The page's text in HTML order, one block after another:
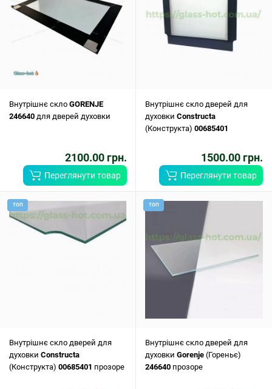
Внутрішнє скло GORENJE
246640 для дверей духовки
2100.00 грн.
Переглянути товар
Внутрішнє скло дверей для
духовки Constructa
(Конструкта) 00685401
1500.00 грн.
Переглянути товар
ТОП
Внутрішнє скло дверей для
духовки Constructa
(Конструкта) 00685401 прозоре
ТОП
Внутрішнє скло дверей для
духовки Gorenje (Гореньє)
246640 прозоре